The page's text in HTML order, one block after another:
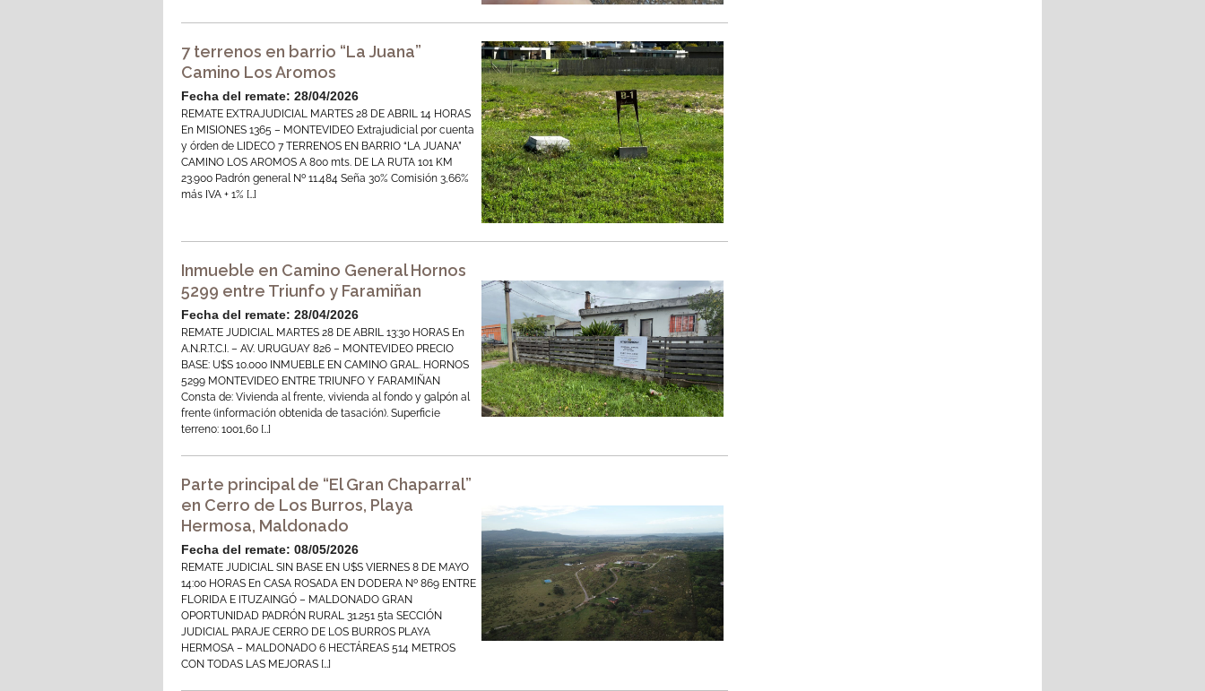
7 terrenos en barrio “La Juana”
Camino Los Aromos
Fecha del remate: 28/04/2026
REMATE EXTRAJUDICIAL MARTES 28 DE ABRIL 14 HORAS
En MISIONES 1365 – MONTEVIDEO Extrajudicial por cuenta
y órden de LIDECO 7 TERRENOS EN BARRIO “LA JUANA”
CAMINO LOS AROMOS A 800 mts. DE LA RUTA 101 KM
23.900 Padrón general Nº 11.484 Seña 30% Comisión 3,66%
más IVA + 1% […]
Inmueble en Camino General Hornos
5299 entre Triunfo y Faramiñan
Fecha del remate: 28/04/2026
REMATE JUDICIAL MARTES 28 DE ABRIL 13:30 HORAS En
A.N.R.T.C.I. – AV. URUGUAY 826 – MONTEVIDEO PRECIO
BASE: U$S 10.000 INMUEBLE EN CAMINO GRAL. HORNOS
5299 MONTEVIDEO ENTRE TRIUNFO Y FARAMIÑAN
Consta de: Vivienda al frente, vivienda al fondo y galpón al
frente (información obtenida de tasación). Superficie
terreno: 1001,60 […]
Parte principal de “El Gran Chaparral”
en Cerro de Los Burros, Playa
Hermosa, Maldonado
Fecha del remate: 08/05/2026
REMATE JUDICIAL SIN BASE EN U$S VIERNES 8 DE MAYO
14:00 HORAS En CASA ROSADA EN DODERA Nº 869 ENTRE
FLORIDA E ITUZAINGÓ – MALDONADO GRAN
OPORTUNIDAD PADRÓN RURAL 31.251 5ta SECCIÓN
JUDICIAL PARAJE CERRO DE LOS BURROS PLAYA
HERMOSA – MALDONADO 6 HECTÁREAS 514 METROS
CON TODAS LAS MEJORAS […]